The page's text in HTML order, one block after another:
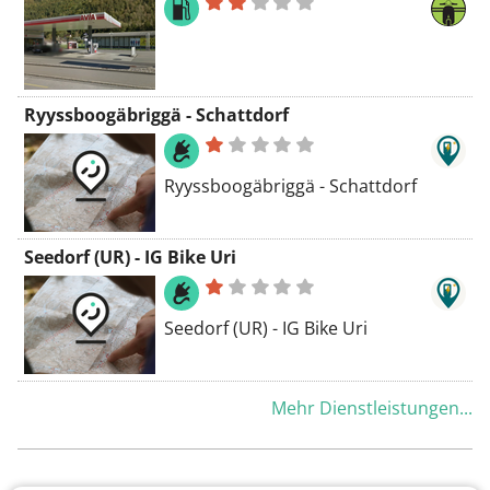
Ryyssboogäbriggä - Schattdorf
Ryyssboogäbriggä - Schattdorf
Seedorf (UR) - IG Bike Uri
Seedorf (UR) - IG Bike Uri
Mehr Dienstleistungen...